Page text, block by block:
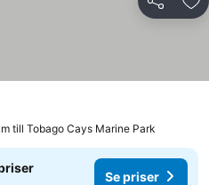
Dela
till Tobago Cays Marine Park
Se priser